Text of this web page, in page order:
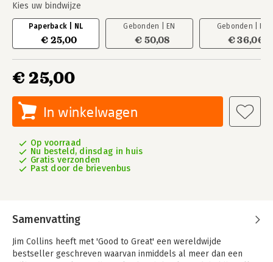
Kies uw bindwijze
Paperback | NL
€ 25,00
Gebonden | EN
€ 50,08
Gebonden | EN
€ 36,06
€ 25,00
In winkelwagen
Op voorraad
Nu besteld, dinsdag in huis
Gratis verzonden
Past door de brievenbus
Samenvatting
Jim Collins heeft met 'Good to Great' een wereldwijde
bestseller geschreven waarvan inmiddels al meer dan een